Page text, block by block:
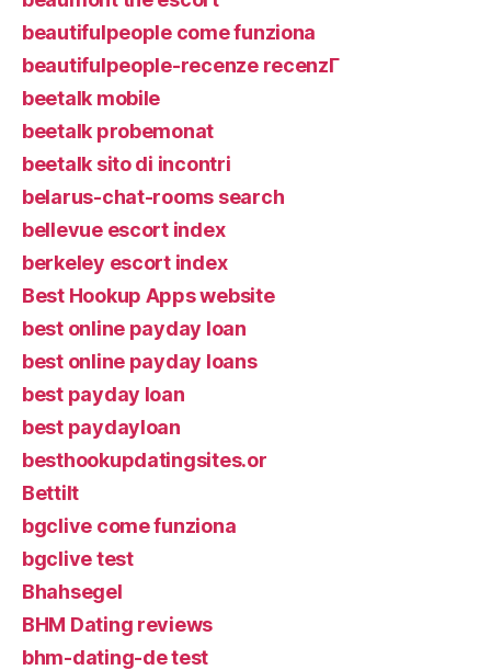
beautifulpeople come funziona
beautifulpeople-recenze recenzГ­
beetalk mobile
beetalk probemonat
beetalk sito di incontri
belarus-chat-rooms search
bellevue escort index
berkeley escort index
Best Hookup Apps website
best online payday loan
best online payday loans
best payday loan
best paydayloan
besthookupdatingsites.or
Bettilt
bgclive come funziona
bgclive test
Bhahsegel
BHM Dating reviews
bhm-dating-de test